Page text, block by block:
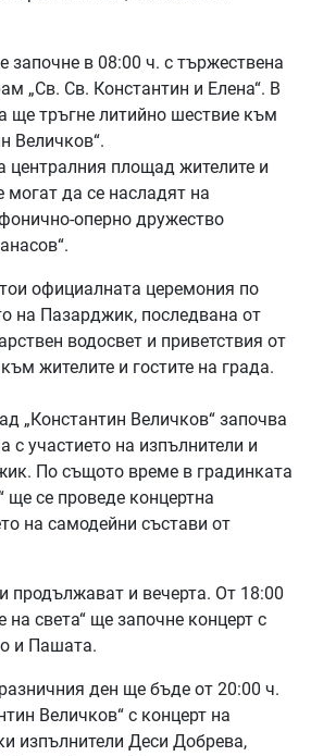
започне в 08:00 ч. с тържествена
„Св. Св. Константин и Елена“. В
ще тръгне литийно шествие към
Величков“.
централния площад жителите и
могат да се насладят на
оперно дружество
официалната церемония по
на Пазарджик, последвана от
водосвет и приветствия от
жителите и гостите на града.
„Константин Величков“ започва
с участието на изпълнители и
По същото време в градинката
ще се проведе концертна
на самодейни състави от
продължават и вечерта. От 18:00
на света“ ще започне концерт с
и Пашата.
ден ще бъде от 20:00 ч.
Величков“ с концерт на
изпълнители Деси Добрева,